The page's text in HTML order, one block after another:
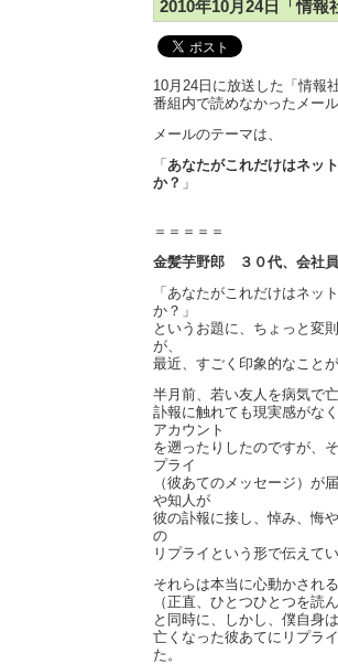
2010年10月24日「情報
10月24日に放送した「情報
番組内で読めなかったメー
メールのテーマは、
「 あなたがこれだけはネッ
か？ 」
＝＝＝＝＝
金髪芋野郎 ３０代、会社員
「あなたがこれだけはネッ
か？」
というお題に、ちょっと変
が、
最近、すごく印象的なこと
半月前、若い友人を病気で
訃報に触れても現実感がな
アカウント
を遡ったりしたのですが、
プライ
（彼あてのメッセージ）が
や知人が
彼の訃報に接し、悼み、悔
の
リプライという形で伝えて
それらは本当に心動かされ
（正直、ひとつひとつを読
と同時に、しかし、僕自身
亡くなった彼あてにリプラ
た。